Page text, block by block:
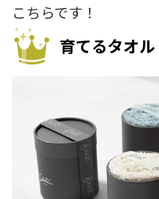
こちらです！
育てるタオル